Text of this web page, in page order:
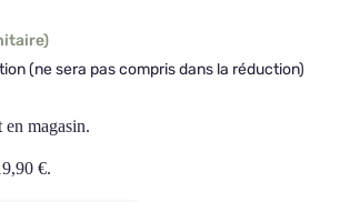
(ne sera pas compris dans la réduction)
magasin.
€.